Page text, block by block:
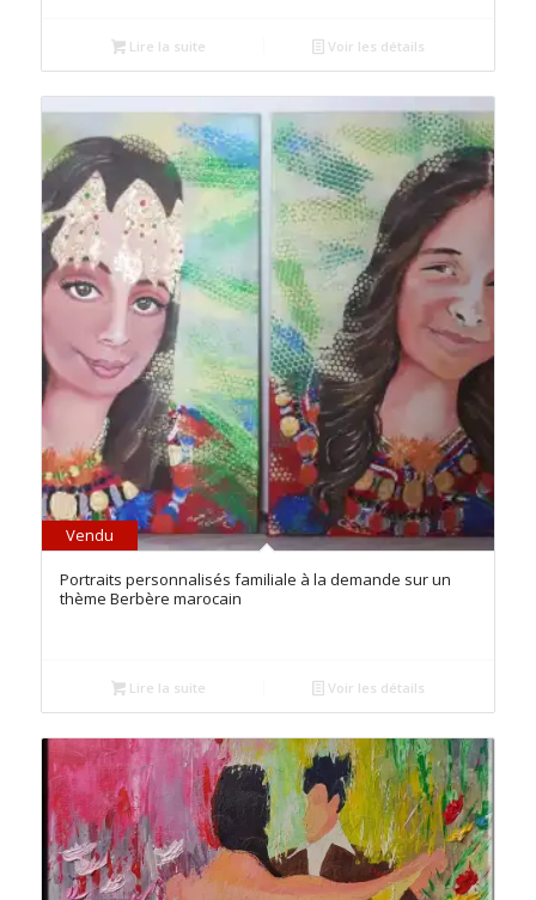
Lire la suite Voir les détails
Vendu
5.00
Portraits personnalisés familiale à la demande sur un
thème Berbère marocain
Lire la suite Voir les détails